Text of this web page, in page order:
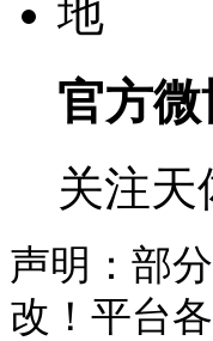
官方微
关注天
声明：部
改！平台